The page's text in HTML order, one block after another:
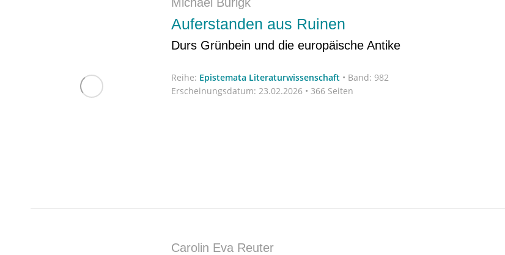
Auferstanden aus Ruinen
Durs Grünbein und die europäische Antike
Reihe: Epistemata Literaturwissenschaft • Band: 982
Erscheinungsdatum: 23.02.2026 • 366 Seiten
Carolin Eva Reuter